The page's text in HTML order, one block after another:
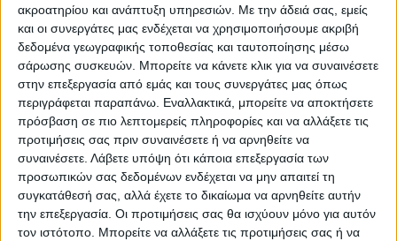
ακροατηρίου και ανάπτυξη υπηρεσιών. Με την άδειά σας, εμείς
και οι συνεργάτες μας ενδέχεται να χρησιμοποιήσουμε ακριβή
δεδομένα γεωγραφικής τοποθεσίας και ταυτοποίησης μέσω
σάρωσης συσκευών. Μπορείτε να κάνετε κλικ για να συναινέσετε
στην επεξεργασία από εμάς και τους συνεργάτες μας όπως
περιγράφεται παραπάνω. Εναλλακτικά, μπορείτε να αποκτήσετε
πρόσβαση σε πιο λεπτομερείς πληροφορίες και να αλλάξετε τις
προτιμήσεις σας πριν συναινέσετε ή να αρνηθείτε να
συναινέσετε. Λάβετε υπόψη ότι κάποια επεξεργασία των
προσωπικών σας δεδομένων ενδέχεται να μην απαιτεί τη
συγκατάθεσή σας, αλλά έχετε το δικαίωμα να αρνηθείτε αυτήν
την επεξεργασία. Οι προτιμήσεις σας θα ισχύουν μόνο για αυτόν
τον ιστότοπο. Μπορείτε να αλλάξετε τις προτιμήσεις σας ή να
Ακολούθησε την εφημερίδα ΝΕΟΣ
ΑΓΩΝ στο Google News!
Όλες οι εξελίξεις στην περιοχή της
Καρδίτσας και ευρύτερα της Θεσσαλίας
ΠΡΟΗΓΟΥΜΕΝΟ ΑΡΘΡΟ
Χτύπησε το πρώτο κουδούνι
στα Λύκεια του Ν. Καρδίτσας,
με το αποτέλεσμα των self
test ανά χείρας οι μαθητές
ΕΠΟΜΕΝΟ ΑΡΘΡΟ
Τρίκαλα: Γέννησε το μωρό
της και αμέσως μετά
διασωληνώθηκε -πάσχει
σοβαρά από covid